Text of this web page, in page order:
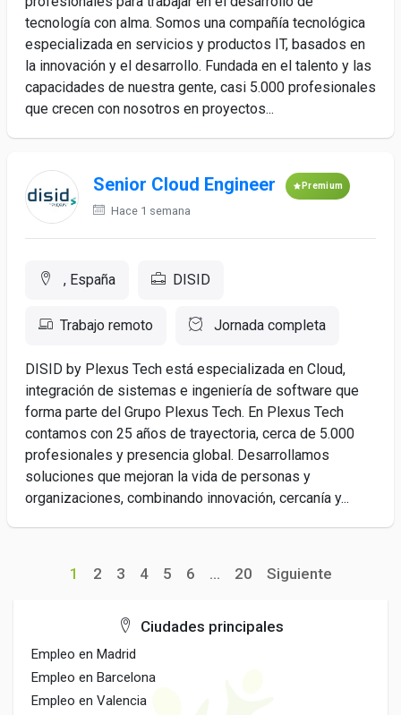
tecnología con alma. Somos una compañía tecnológica
especializada en servicios y productos IT, basados en
la innovación y el desarrollo. Fundada en el talento y las
capacidades de nuestra gente, casi 5.000 profesionales
que crecen con nosotros en proyectos...
Senior Cloud Engineer Premium
Hace 1 semana
, España DISID
Trabajo remoto Jornada completa
DISID by Plexus Tech está especializada en Cloud,
integración de sistemas e ingeniería de software que
forma parte del Grupo Plexus Tech. En Plexus Tech
contamos con 25 años de trayectoria, cerca de 5.000
profesionales y presencia global. Desarrollamos
soluciones que mejoran la vida de personas y
organizaciones, combinando innovación, cercanía y...
1 2 3 4 5 6 ... 20 Siguiente
Ciudades principales
Empleo en Madrid
Empleo en Barcelona
Empleo en Valencia